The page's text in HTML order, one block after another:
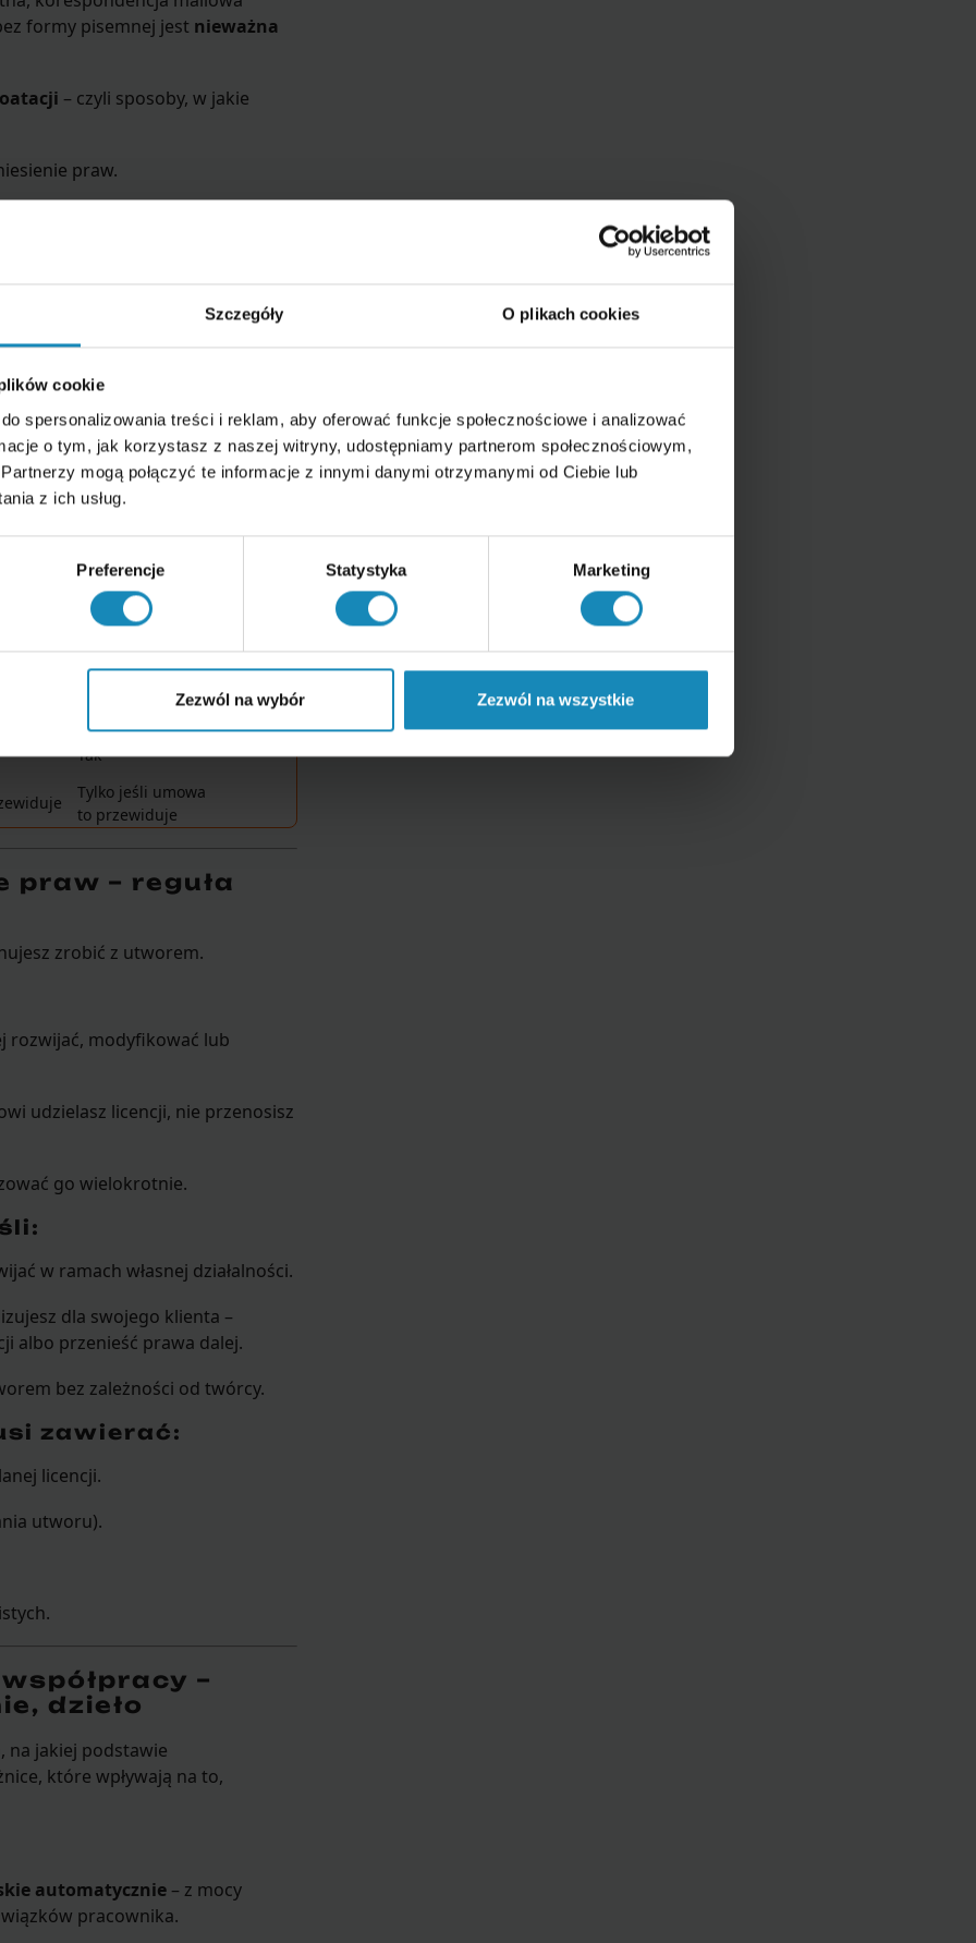
Szczegóły O plikach cookies
cookie
spersonalizowania treści i reklam, aby oferować funkcje społecznościowe i analizować
o tym, jak korzystasz z naszej witryny, udostępniamy partnerom społecznościowym,
mogą połączyć te informacje z innymi danymi otrzymanymi od Ciebie lub
z ich usług.
Preferencje Statystyka Marketing
Zezwól na wybór Zezwól na wszystkie
formy pisemnej jest nieważna
– czyli sposoby, w jakie
praw.
praw
przeniesienia
z utworuw ustalonym
Licencja niewyłączna
Bez ograniczeń
Tak
Tylko jeśli umowa
to przewiduje
praw – reguła
zrobić z utworem.
rozwijać, modyfikować lub
udzielasz licencji, nie przenosisz
go wielokrotnie.
w ramach własnej działalności.
dla swojego klienta –
albo przenieść prawa dalej.
bez zależności od twórcy.
zawierać:
licencji.
utworu).
–
dzieło
na jakiej podstawie
które wpływają na to,
automatycznie – z mocy
pracownika.